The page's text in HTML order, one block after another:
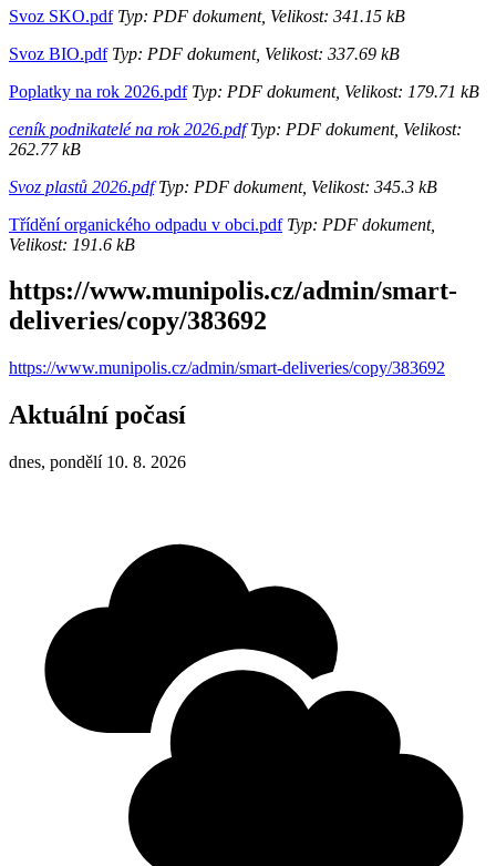
Svoz SKO.pdfTyp: PDF dokument, Velikost: 341.15 kB
Svoz BIO.pdfTyp: PDF dokument, Velikost: 337.69 kB
Poplatky na rok 2026.pdfTyp: PDF dokument, Velikost: 179.71 kB
ceník podnikatelé na rok 2026.pdfTyp: PDF dokument, Velikost:
262.77 kB
Svoz plastů 2026.pdfTyp: PDF dokument, Velikost: 345.3 kB
Třídění organického odpadu v obci.pdfTyp: PDF dokument,
Velikost: 191.6 kB
https://www.munipolis.cz/admin/smart-
deliveries/copy/383692
https://www.munipolis.cz/admin/smart-deliveries/copy/383692
Aktuální počasí
dnes, pondělí 10. 8. 2026